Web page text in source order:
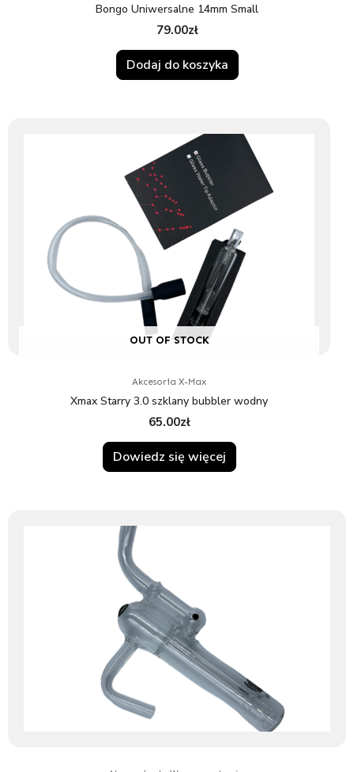
Bongo Uniwersalne 14mm Small
79.00zł
Dodaj do koszyka
OUT OF STOCK
Akcesoria X-Max
Xmax Starry 3.0 szklany bubbler wodny
65.00zł
Dowiedz się więcej